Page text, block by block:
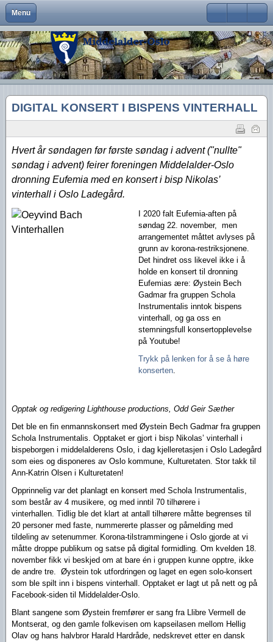
Menu Close
Om Middelalder-Oslo
Hva er Middelalder-Oslo?
Hva vi vil
Aktiviteter
Middelalderbyen i dag
Oslo i middelalderen
Lederartikler
Medlemsfordeler og faste arrangementer
Vedtekter
Foreningens navn og logo
Gangvaktprisen
Styremedlemmer
Kontakt oss
Kontaktinfo
Formål
Visjon
Handlingsplan
Middelalderbyens framtid
Uttalelser
Møter og foredrag
Våre arrangementer
Medlemsturer
Andres arrangementer
Gjennomførte arrangementer
Gjennomførte turer
Middelalderbeltet
Middelalderparken
Presse
Middelalderbyen
Dagligliv
Arkeologiske funn
Ny viten
Medlemsblad
Brukernavn
Passord
Husk meg
Glemt ditt passord?
DIGITAL KONSERT I BISPENS VINTERHALL
Hvert år søndagen før første søndag i advent ("nullte"
søndag i advent) feirer foreningen Middelalder-Oslo
dronning Eufemia med en konsert i bisp Nikolas’
vinterhall i Oslo Ladegård.
I 2020 falt Eufemia-aften på
søndag 22. november, men
arrangementet måttet avlyses på
grunn av korona-restriksjonene.
Det hindret oss likevel ikke i å
holde en konsert til dronning
Eufemias ære: Øystein Bech
Gadmar fra gruppen Schola
Instrumentalis inntok bispens
vinterhall, og ga oss en
stemningsfull konsertopplevelse
på Youtube!
Trykk på lenken for å se å høre
konserten.
Opptak og redigering Lighthouse productions, Odd Geir Sæther
Det ble en fin enmannskonsert med Øystein Bech Gadmar fra gruppen
Schola Instrumentalis. Opptaket er gjort i bisp Nikolas’ vinterhall i
bispeborgen i middelalderens Oslo, i dag kjelleretasjen i Oslo Ladegård
som eies og disponeres av Oslo kommune, Kulturetaten. Stor takk til
Ann-Katrin Olsen i Kulturetaten!
Opprinnelig var det planlagt en konsert med Schola Instrumentalis,
som består av 4 musikere, og med inntil 70 tilhørere i
vinterhallen. Tidlig ble det klart at antall tilhørere måtte begrenses til
20 personer med faste, nummererte plasser og påmelding med
tildeling av setenummer. Korona-tilstrammingene i Oslo gjorde at vi
måtte droppe publikum og satse på digital formidling. Om kvelden 18.
november fikk vi beskjed om at bare én i gruppen kunne opptre, ikke
de andre tre. Øystein tok utfordringen og laget en egen solo-konsert
som ble spilt inn i bispens vinterhall. Opptaket er lagt ut på nett og på
Facebook-siden til Middelalder-Oslo.
Blant sangene som Øystein fremfører er sang fra Llibre Vermell de
Montserat, og den gamle folkevisen om kapseilasen mellom Hellig
Olav og hans halvbror Harald Hardråde, nedskrevet etter en dansk